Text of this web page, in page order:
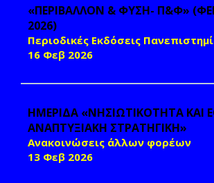
«ΠΕΡΙΒΑΛΛΟΝ & ΦΥΣΗ- Π&Φ»
2026)
Περιοδικές Εκδόσεις
16 Φεβ 2026
HΜΕΡΙΔΑ «ΝΗΣΙΩΤΙΚΟΤΗΤΑ ΚΑΙ
ΑΝΑΠΤΥΞΙΑΚΗ ΣΤΡΑΤΗΓΙΚΗ»
Ανακοινώσεις άλλων φορέων
13 Φεβ 2026